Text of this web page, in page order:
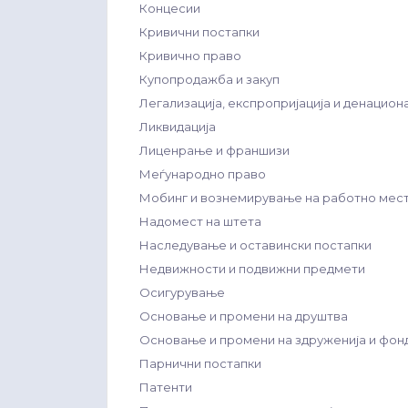
Концесии
Кривични постапки
Кривично право
Купопродажба и закуп
Легализација, експропријација и
Ликвидација
Лиценрање и франшизи
Меѓународно право
Мобинг и вознемирување на работно
Надомест на штета
Наследување и оставински постапки
Недвижности и подвижни предмети
Осигурување
Основање и промени на друштва
Основање и промени на здруженија и
Парнични постапки
Патенти